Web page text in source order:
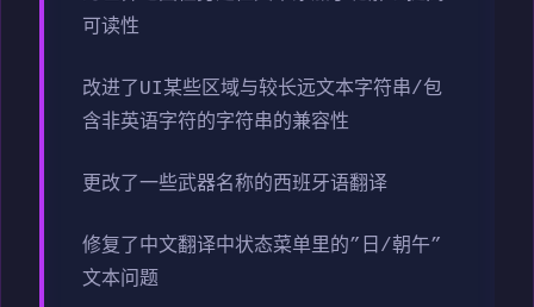
可读性
改进了UI某些区域与较长远文本字符串/包
含非英语字符的字符串的兼容性
更改了一些武器名称的西班牙语翻译
修复了中文翻译中状态菜单里的”日/朝午”
文本问题